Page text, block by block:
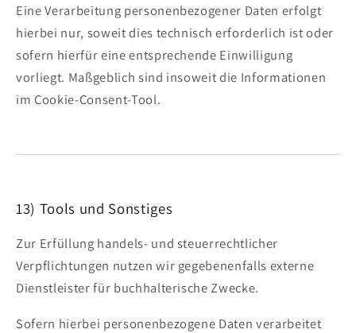
Eine Verarbeitung personenbezogener Daten erfolgt
hierbei nur, soweit dies technisch erforderlich ist oder
sofern hierfür eine entsprechende Einwilligung
vorliegt. Maßgeblich sind insoweit die Informationen
im Cookie-Consent-Tool.
13) Tools und Sonstiges
Zur Erfüllung handels- und steuerrechtlicher
Verpflichtungen nutzen wir gegebenenfalls externe
Dienstleister für buchhalterische Zwecke.
Sofern hierbei personenbezogene Daten verarbeitet